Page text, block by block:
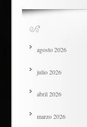
agosto 2026
julio 2026
abril 2026
marzo 2026